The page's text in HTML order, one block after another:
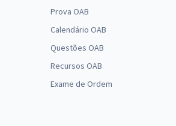
de Estradas de Rodagem do Distrito Federal
para o cargo de Técnico de Trânsito
Prova OAB
Calendário OAB
Questões OAB
Recursos OAB
Exame de Ordem